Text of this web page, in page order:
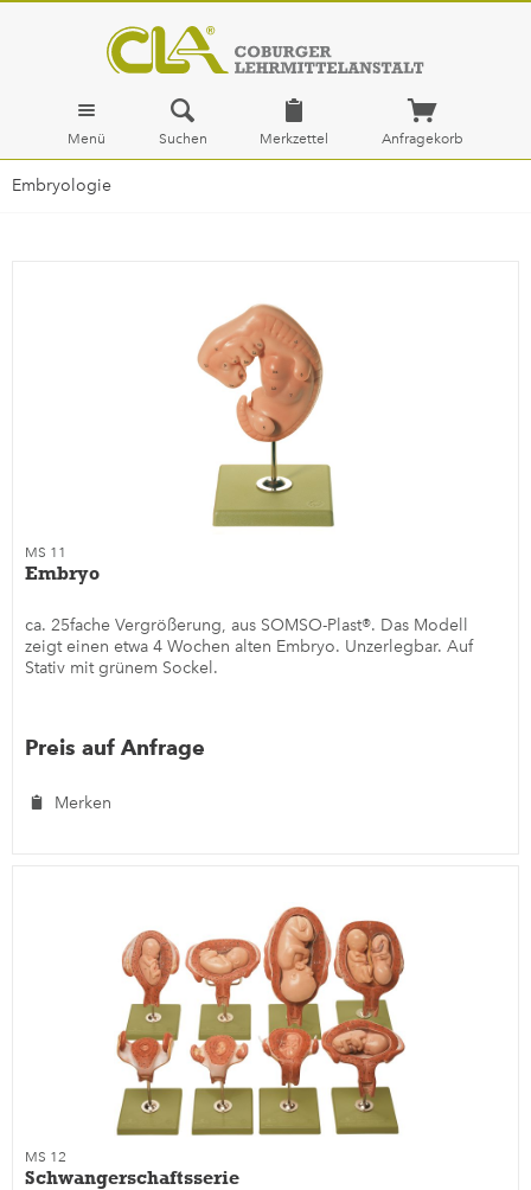
Menü Suchen Merkzettel Anfragekorb
Embryologie
MS 11
Embryo
ca. 25fache Vergrößerung, aus SOMSO-Plast®. Das Modell
zeigt einen etwa 4 Wochen alten Embryo. Unzerlegbar. Auf
Stativ mit grünem Sockel.
Preis auf Anfrage
Merken
MS 12
Schwangerschaftsserie